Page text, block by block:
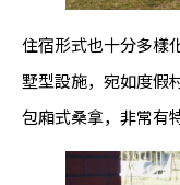
住宿形式也十分多樣
墅型設施，宛如度假
包廂式桑拿，非常有